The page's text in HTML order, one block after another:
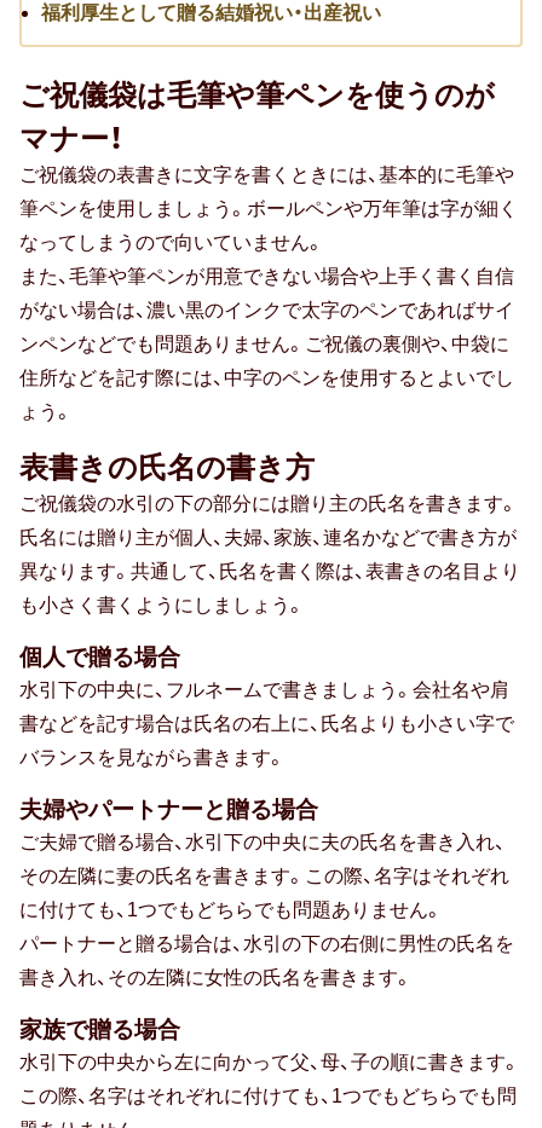
季節のギフト
防災の日
カード式
七夕
バレンタイン
節分
ホワイトデー
クリスマス
おせち
お中元
寒中見舞い
お歳暮
お年賀
母の日
父の日
敬老の日
こどもの日
福利厚生として贈る結婚祝い・出産祝い
ご祝儀袋は毛筆や筆ペンを使うのが
マナー！
ご祝儀袋の表書きに文字を書くときには、基本的に毛筆や
筆ペンを使用しましょう。ボールペンや万年筆は字が細く
なってしまうので向いていません。
また、毛筆や筆ペンが用意できない場合や上手く書く自信
がない場合は、濃い黒のインクで太字のペンであればサイ
ンペンなどでも問題ありません。ご祝儀の裏側や、中袋に
住所などを記す際には、中字のペンを使用するとよいでし
ょう。
表書きの氏名の書き方
ご祝儀袋の水引の下の部分には贈り主の氏名を書きます。
氏名には贈り主が個人、夫婦、家族、連名かなどで書き方が
異なります。共通して、氏名を書く際は、表書きの名目より
も小さく書くようにしましょう。
個人で贈る場合
水引下の中央に、フルネームで書きましょう。会社名や肩
書などを記す場合は氏名の右上に、氏名よりも小さい字で
バランスを見ながら書きます。
夫婦やパートナーと贈る場合
ご夫婦で贈る場合、水引下の中央に夫の氏名を書き入れ、
その左隣に妻の氏名を書きます。この際、名字はそれぞれ
に付けても、1つでもどちらでも問題ありません。
パートナーと贈る場合は、水引の下の右側に男性の氏名を
書き入れ、その左隣に女性の氏名を書きます。
家族で贈る場合
水引下の中央から左に向かって父、母、子の順に書きます。
この際、名字はそれぞれに付けても、1つでもどちらでも問